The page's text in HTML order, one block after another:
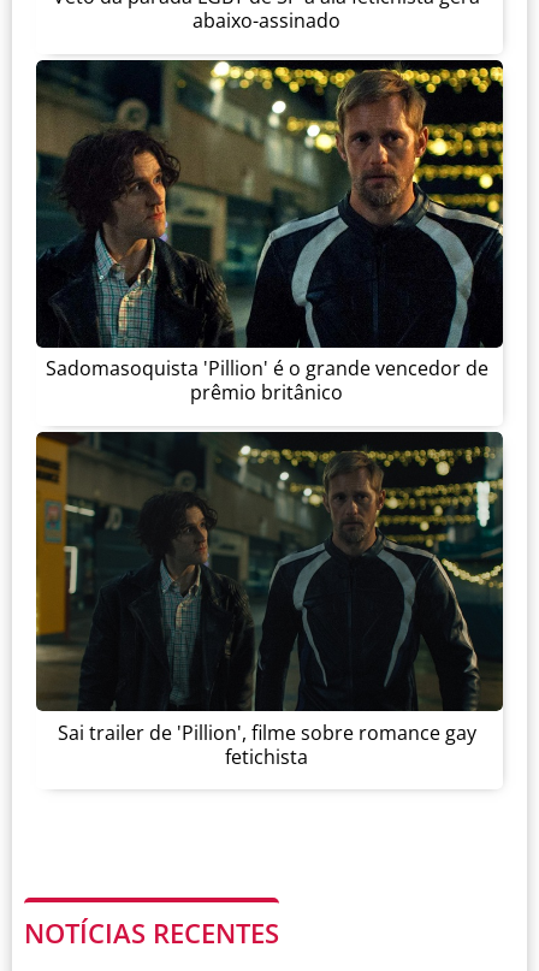
abaixo-assinado
Sadomasoquista 'Pillion' é o grande vencedor de
prêmio britânico
Sai trailer de 'Pillion', filme sobre romance gay
fetichista
NOTÍCIAS RECENTES